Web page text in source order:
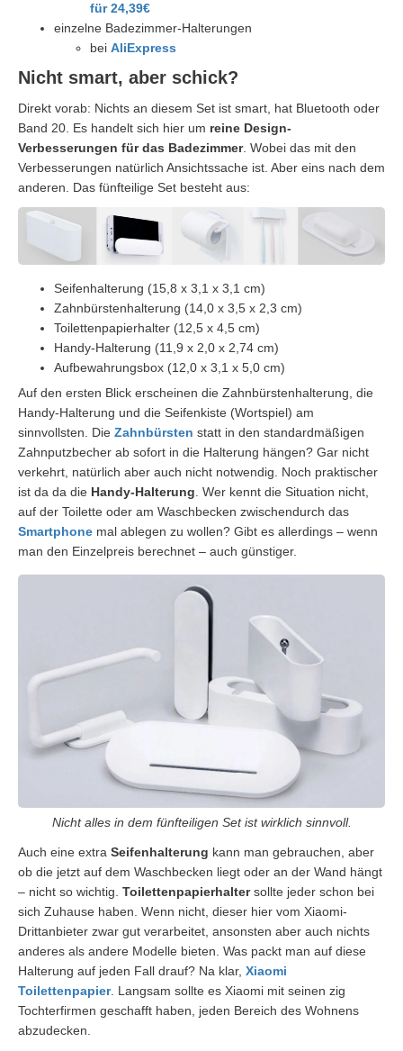
für 24,39€
einzelne Badezimmer-Halterungen
bei AliExpress
Nicht smart, aber schick?
Direkt vorab: Nichts an diesem Set ist smart, hat Bluetooth oder
Band 20. Es handelt sich hier um reine Design-
Verbesserungen für das Badezimmer. Wobei das mit den
Verbesserungen natürlich Ansichtssache ist. Aber eins nach dem
anderen. Das fünfteilige Set besteht aus:
Seifenhalterung (15,8 x 3,1 x 3,1 cm)
Zahnbürstenhalterung (14,0 x 3,5 x 2,3 cm)
Toilettenpapierhalter (12,5 x 4,5 cm)
Handy-Halterung (11,9 x 2,0 x 2,74 cm)
Aufbewahrungsbox (12,0 x 3,1 x 5,0 cm)
Auf den ersten Blick erscheinen die Zahnbürstenhalterung, die
Handy-Halterung und die Seifenkiste (Wortspiel) am
sinnvollsten. Die Zahnbürsten statt in den standardmäßigen
Zahnputzbecher ab sofort in die Halterung hängen? Gar nicht
verkehrt, natürlich aber auch nicht notwendig. Noch praktischer
ist da da die Handy-Halterung . Wer kennt die Situation nicht,
auf der Toilette oder am Waschbecken zwischendurch das
Smartphone mal ablegen zu wollen? Gibt es allerdings – wenn
man den Einzelpreis berechnet – auch günstiger.
Nicht alles in dem fünfteiligen Set ist wirklich sinnvoll.
Auch eine extra Seifenhalterung kann man gebrauchen, aber
ob die jetzt auf dem Waschbecken liegt oder an der Wand hängt
– nicht so wichtig. Toilettenpapierhaltersollte jeder schon bei
sich Zuhause haben. Wenn nicht, dieser hier vom Xiaomi-
Drittanbieter zwar gut verarbeitet, ansonsten aber auch nichts
anderes als andere Modelle bieten. Was packt man auf diese
Halterung auf jeden Fall drauf? Na klar, Xiaomi
Toilettenpapier. Langsam sollte es Xiaomi mit seinen zig
Tochterfirmen geschafft haben, jeden Bereich des Wohnens
abzudecken.